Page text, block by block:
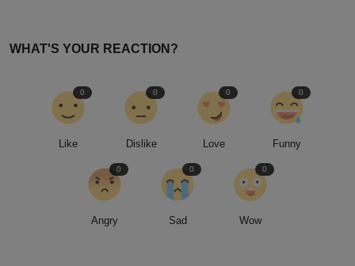
WHAT'S YOUR REACTION?
Like
0
Dislike
0
Love
0
Funny
0
Angry
0
Sad
0
Wow
0